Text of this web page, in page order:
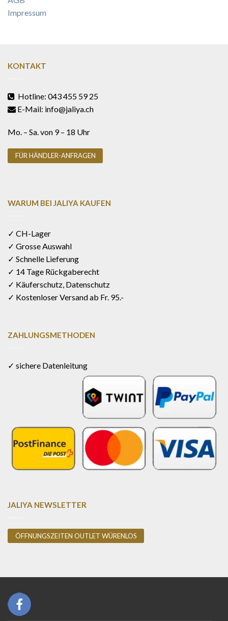
Impressum
KONTAKT
Hotline: 043 455 59 25
E-Mail: info@jaliya.ch
Mo. – Sa. von 9 – 18 Uhr
FÜR HÄNDLER-ANFRAGEN
WARUM BEI JALIYA KAUFEN
✓ CH-Lager
✓ Grosse Auswahl
✓ Schnelle Lieferung
✓ 14 Tage Rückgaberecht
✓ Käuferschutz, Datenschutz
✓ Kostenloser Versand ab Fr. 95.-
ZAHLUNGSMETHODEN
✓ sichere Datenleitung
JALIYA NEWSLETTER
ÖFFNUNGSZEITEN OUTLET WÜRENLOS